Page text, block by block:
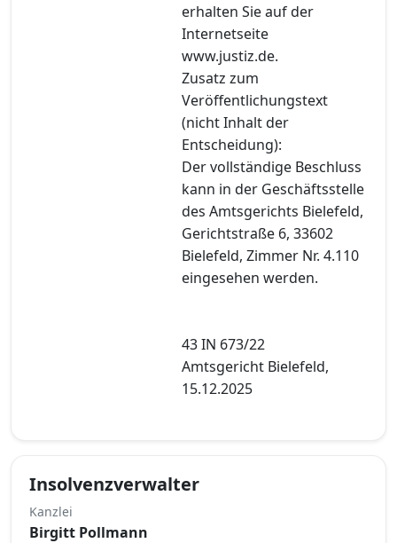
erhalten Sie auf der
Internetseite
www.justiz.de.
Zusatz zum
Veröffentlichungstext
(nicht Inhalt der
Entscheidung):
Der vollständige Beschluss
kann in der Geschäftsstelle
des Amtsgerichts Bielefeld,
Gerichtstraße 6, 33602
Bielefeld, Zimmer Nr. 4.110
eingesehen werden.
43 IN 673/22
Amtsgericht Bielefeld,
15.12.2025
Insolvenzverwalter
Kanzlei
Birgitt Pollmann